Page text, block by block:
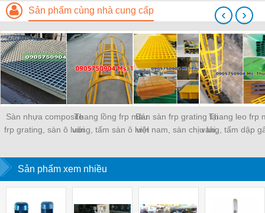
Sản phẩm cùng nhà cung cấp
Sàn nhựa composite
frp grating, sàn ô lưới
Thang lồng frp màu
vàng, tấm sàn ô lưới
chất
Bán sàn frp grating tại
việt nam, sàn chịu tải,
Thang leo frp
vàng, tấm dập
tốt pultruded
‹ ›
Sản phẩm xem nhiều